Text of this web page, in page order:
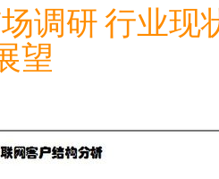
调研 行业现
望